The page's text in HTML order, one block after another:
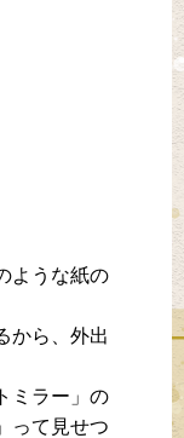
ような紙の
から、外出
ミラー」の
って見せつ